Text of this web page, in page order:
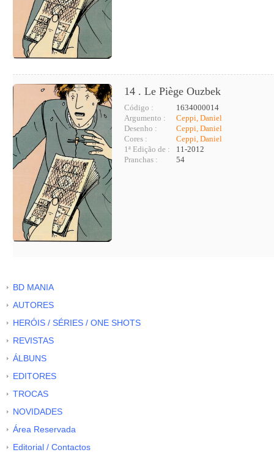
14 . Le Piège Ouzbek
Código :
1634000014
Argumento :
Ceppi, Daniel
Desenho :
Ceppi, Daniel
Cores :
Ceppi, Daniel
1ª Edição de :
11-2012
Pranchas :
54
BD MANIA
AUTORES
HERÓIS / SÉRIES / ONE SHOTS
REVISTAS
ÁLBUNS
EDITORES
TROCAS
NOVIDADES
Área Reservada
Editorial / Contactos